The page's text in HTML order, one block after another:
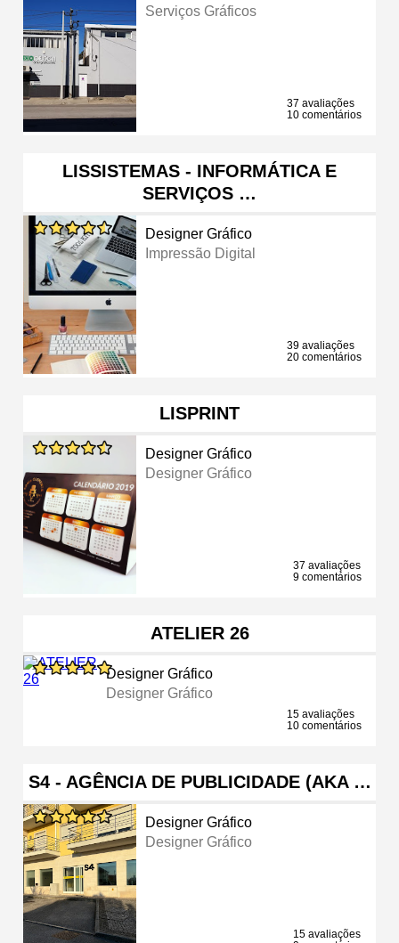
Serviços Gráficos
37 avaliações
10 comentários
LISSISTEMAS - INFORMÁTICA E
SERVIÇOS …
Designer Gráfico
Impressão Digital
39 avaliações
20 comentários
LISPRINT
Designer Gráfico
Designer Gráfico
37 avaliações
9 comentários
ATELIER 26
Designer Gráfico
Designer Gráfico
15 avaliações
10 comentários
S4 - AGÊNCIA DE PUBLICIDADE (AKA …
Designer Gráfico
Designer Gráfico
15 avaliações